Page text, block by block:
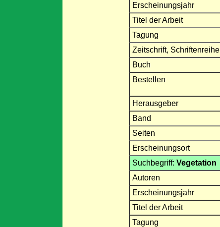
Erscheinungsjahr
Titel der Arbeit
Tagung
Zeitschrift, Schriftenreihe
Buch
Bestellen
Herausgeber
Band
Seiten
Erscheinungsort
Suchbegriff: Vegetation
Autoren
Erscheinungsjahr
Titel der Arbeit
Tagung